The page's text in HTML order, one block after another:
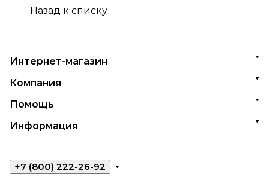
Назад к списку
Интернет-магазин
Компания
Помощь
Информация
+7 (800) 222-26-92